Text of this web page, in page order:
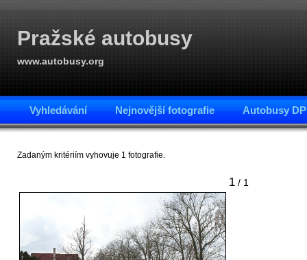
Pražské autobusy
www.autobusy.org
Vyhledávání Nejnovější fotografie Autobusy
Zadaným kritériím vyhovuje 1 fotografie.
1 / 1